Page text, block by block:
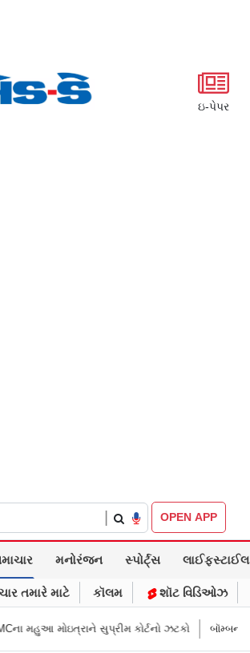
ઇ-પેપર
OPEN APP
મનોરંજન સ્પોર્ટ્સ લાઈફસ્ટાઈલ
તમારે માટે કૉલમ શૉટ વિડિઓઝ
બૉમ્બની ધમકી બાદ મુંબઈમાં હાઈ ઍલર્ટ: